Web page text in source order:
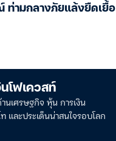
ท่ามกลางภัยแล้งยืดเยื้อ
โฟเควสท์
นเศรษฐกิจ หุ้น การเงิน
และประเด็นน่าสนใจรอบโลก